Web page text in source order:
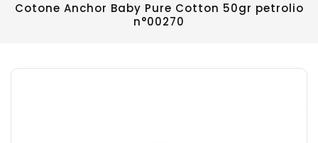
Cotone Anchor Baby Pure Cotton 50gr petrolio
n°00270